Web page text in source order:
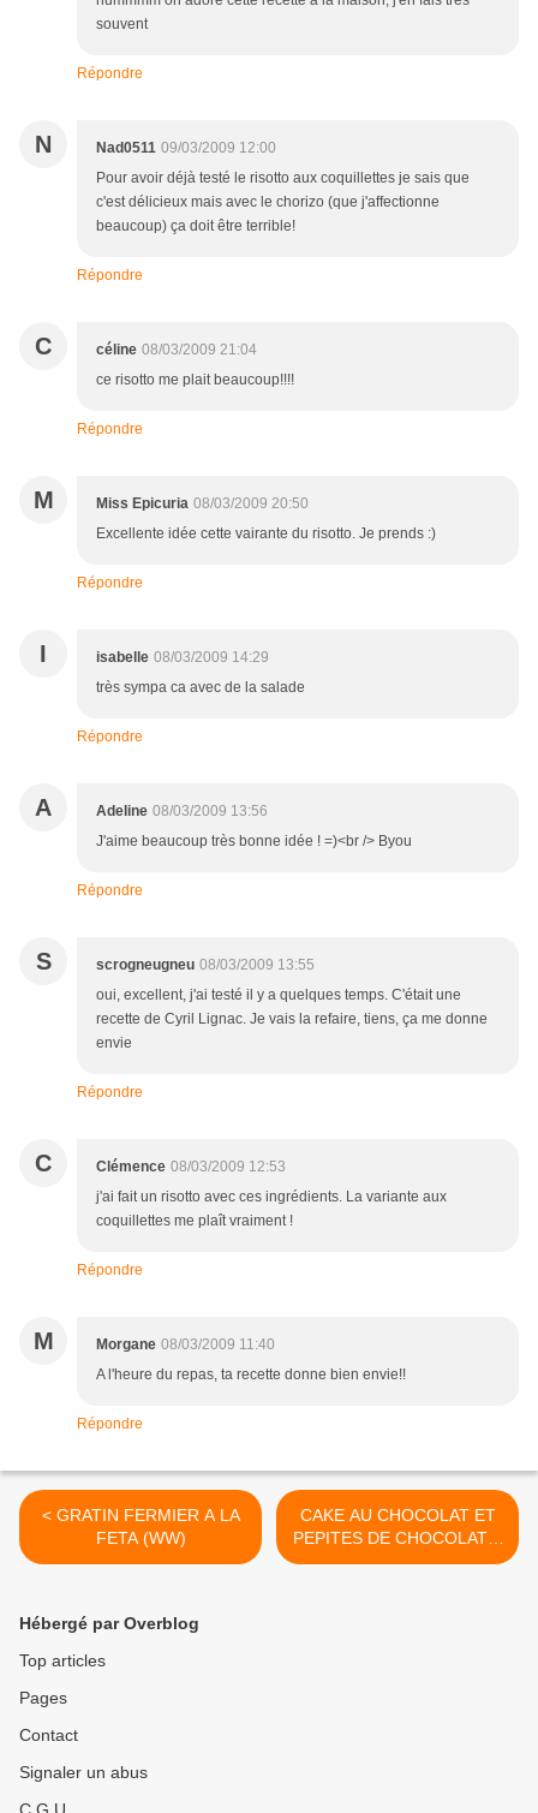
souvent
Répondre
N Nad0511 09/03/2009 12:00
Pour avoir déjà testé le risotto aux coquillettes je sais que
c'est délicieux mais avec le chorizo (que j'affectionne
beaucoup) ça doit être terrible!
Répondre
C céline 08/03/2009 21:04
ce risotto me plait beaucoup!!!!
Répondre
M Miss Epicuria 08/03/2009 20:50
Excellente idée cette vairante du risotto. Je prends :)
Répondre
I isabelle 08/03/2009 14:29
très sympa ca avec de la salade
Répondre
A Adeline 08/03/2009 13:56
J'aime beaucoup très bonne idée ! =)<br /> Byou
Répondre
S scrogneugneu 08/03/2009 13:55
oui, excellent, j'ai testé il y a quelques temps. C'était une
recette de Cyril Lignac. Je vais la refaire, tiens, ça me donne
envie
Répondre
C Clémence 08/03/2009 12:53
j'ai fait un risotto avec ces ingrédients. La variante aux
coquillettes me plaît vraiment !
Répondre
M Morgane 08/03/2009 11:40
A l'heure du repas, ta recette donne bien envie!!
Répondre
< GRATIN FERMIER A LA
FETA (WW)
CAKE AU CHOCOLAT ET
PEPITES DE CHOCOLAT A
LA FLEUR DE SEL DE PH >
Hébergé par Overblog
Top articles
Pages
Contact
Signaler un abus